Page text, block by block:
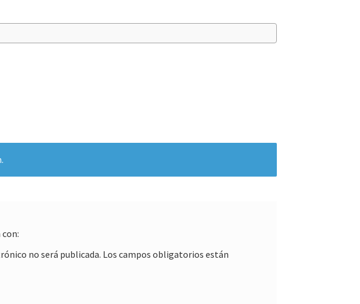
no será publicada. Los campos obligatorios están